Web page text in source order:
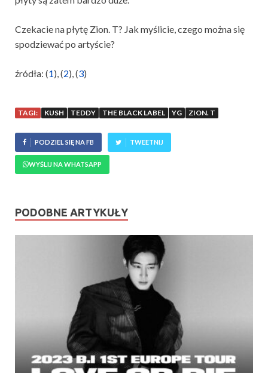
Czekacie na płytę Zion. T? Jak myślicie, czego można się
spodziewać po artyście?
źródła: (1), (2), (3)
TAGI: KUSH TEDDY THE BLACK LABEL YG ZION. T
PODZIEL SIĘ NA FB TWEETNIJ
WYŚLIJ NA WHATSAPP
PODOBNE ARTYKUŁY